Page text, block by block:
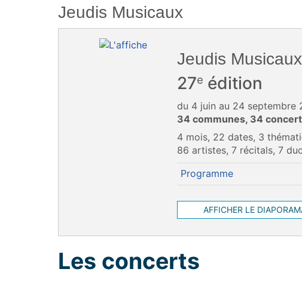
Jeudis Musicaux
Jeudis
27e édition
du 4 juin au 24 septembre
34 communes, 34
4 mois, 22 dates, 3
86 artistes, 7 récitals, 7
Programme
AFFICHER LE
Les concerts